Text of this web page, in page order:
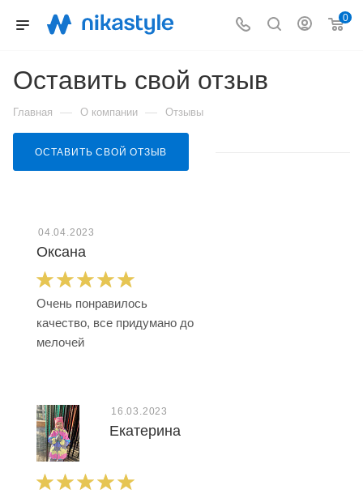
0
Оставить свой отзыв
Главная — О компании — Отзывы
ОСТАВИТЬ СВОЙ ОТЗЫВ
04.04.2023
Оксана
Очень понравилось
качество, все придумано до
мелочей
16.03.2023
Екатерина